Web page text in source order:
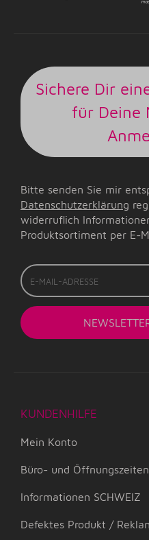
Sichere Dir
für Deine
Bitte senden Sie mir
Datenschutzerklärung
widerruflich
Produktsortiment per E-
E-
Mail-
Adresse
KUNDENHILFE
Mein Konto
Büro- und Öffnungszeiten
Informationen SCHWEIZ
Defektes Produkt /